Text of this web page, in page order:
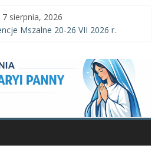
sierpnia, 2026
Mszalne 20-26 VII 2026 r.
Mszalne 27 VII-2 VIII 2026 r.
parafialne 26 VII 2026 r.